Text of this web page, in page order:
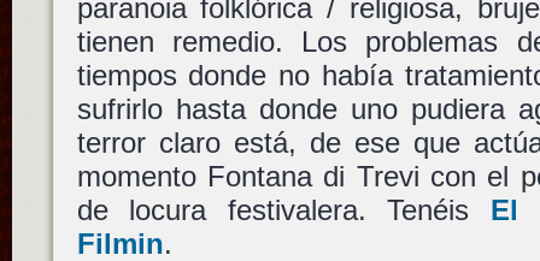
paranoia folklórica / religiosa,
tienen remedio. Los problemas
tiempos donde no había
sufrirlo hasta donde uno pudiera
terror claro está, de ese que
momento Fontana di Trevi con el
de locura festivalera. Tenéis El
Filmin.